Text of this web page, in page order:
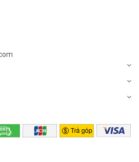
công suất cao đến
điều chỉnh công suất